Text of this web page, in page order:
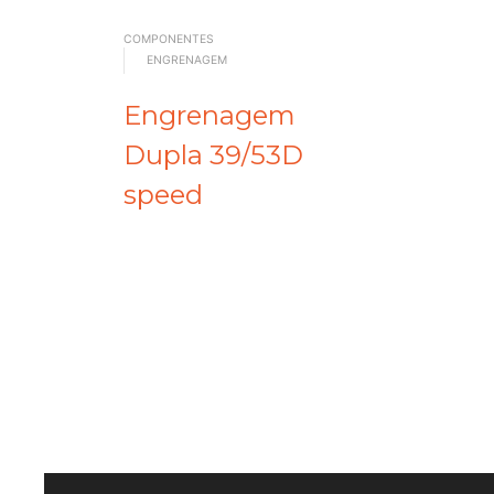
COMPONENTES
ENGRENAGEM
Engrenagem
Dupla 39/53D
speed